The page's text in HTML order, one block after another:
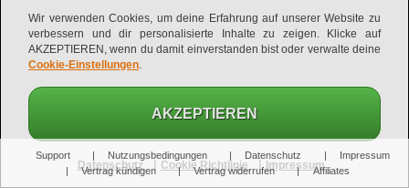
Support Nutzungsbedingungen Datenschutz
Impressum
Vertrag kündigen
Vertrag widerrufen Affiliates
Wir verwenden Cookies, um deine Erfahrung auf unserer Website zu
verbessern und dir personalisierte Inhalte zu zeigen. Klicke auf
AKZEPTIEREN, wenn du damit einverstanden bist oder verwalte deine
Cookie-Einstellungen.
AKZEPTIEREN
Datenschutz | Cookie Richtlinie | Impressum